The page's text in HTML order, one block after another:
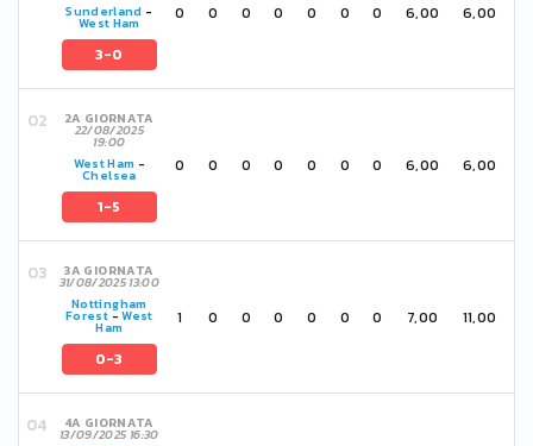
Sunderland -
West Ham
3-0
0 0 0 0 0 0 0 6,00 6,00
2A GIORNATA
22/08/2025
19:00
West Ham -
Chelsea
1-5
0 0 0 0 0 0 0 6,00 6,00
3A GIORNATA
31/08/2025 13:00
Nottingham
Forest -West
Ham
0-3
1 0 0 0 0 0 0 7,00 11,00
4A GIORNATA
13/09/2025 16:30